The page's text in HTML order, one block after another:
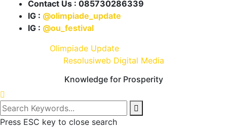
Contact Us : 085730286339
IG : @olimpiade_update
IG : @ou_festival
Olimpiade Update| Develop and Design By
Resolusiweb Digital Media
Knowledge for Prosperity
Press ESC key to close search